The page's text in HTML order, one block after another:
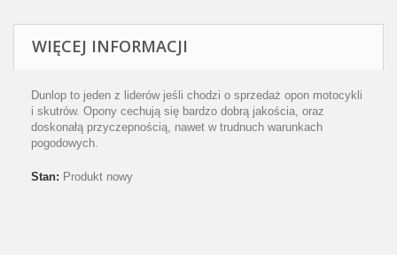
WIĘCEJ INFORMACJI
Dunlop to jeden z liderów jeśli chodzi o sprzedaż opon motocykli
i skutrów. Opony cechują się bardzo dobrą jakościa, oraz
doskonałą przyczepnością, nawet w trudnuch warunkach
pogodowych.
Stan: Produkt nowy